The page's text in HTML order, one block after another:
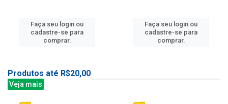
Faça seu login ou
cadastre-se para
comprar.
Faça seu login ou
cadastre-se para
comprar.
Produtos até R$20,00
Veja mais